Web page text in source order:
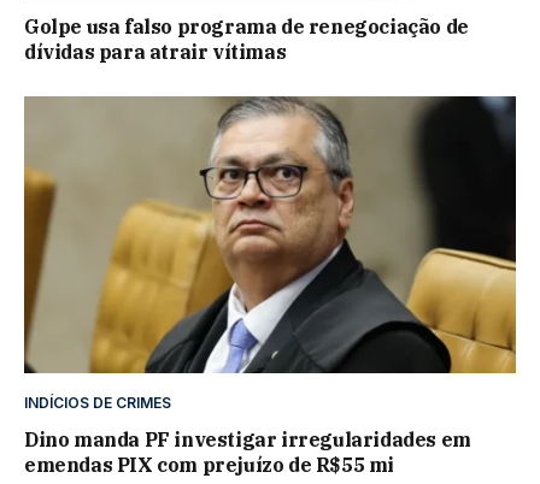
Golpe usa falso programa de renegociação de
dívidas para atrair vítimas
INDÍCIOS DE CRIMES
Dino manda PF investigar irregularidades em
emendas PIX com prejuízo de R$55 mi